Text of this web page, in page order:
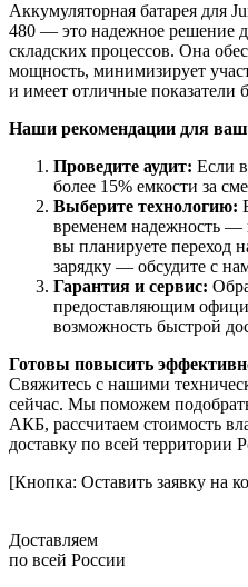
Аккумуляторная батарея для
480 — это надежное решение
складских процессов. Она
мощность, минимизирует
и имеет отличные показатели
Наши рекомендации для
Проведите аудит: Если
более 15% емкости за
Выберите технологию:
временем надежность
вы планируете переход
зарядку — обсудите с
Гарантия и сервис:
предоставляющим
возможность быстрой
Готовы повысить
Свяжитесь с нашими
сейчас. Мы поможем
АКБ, рассчитаем стоимость
доставку по всей территории
[Кнопка: Оставить заявку на
Доставляем
по всей России